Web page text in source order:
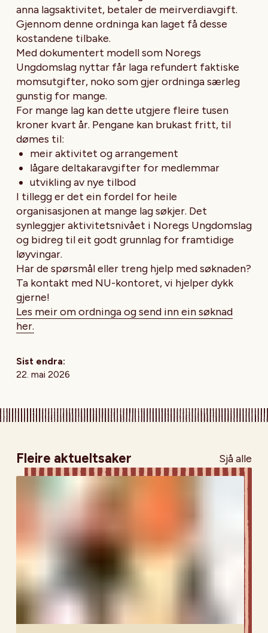
anna lagsaktivitet, betaler de meirverdiavgift.
Gjennom denne ordninga kan laget få desse
kostandene tilbake.
Med dokumentert modell som Noregs
Ungdomslag nyttar får laga refundert faktiske
momsutgifter, noko som gjer ordninga særleg
gunstig for mange.
For mange lag kan dette utgjere fleire tusen
kroner kvart år. Pengane kan brukast fritt, til
dømes til:
meir aktivitet og arrangement
lågare deltakaravgifter for medlemmar
utvikling av nye tilbod
I tillegg er det ein fordel for heile
organisasjonen at mange lag søkjer. Det
synleggjer aktivitetsnivået i Noregs Ungdomslag
og bidreg til eit godt grunnlag for framtidige
løyvingar.
Har de spørsmål eller treng hjelp med søknaden?
Ta kontakt med NU-kontoret, vi hjelper dykk
gjerne!
Les meir om ordninga og send inn ein søknad
her.
Sist endra:
22. mai 2026
Fleire aktueltsaker Sjå alle